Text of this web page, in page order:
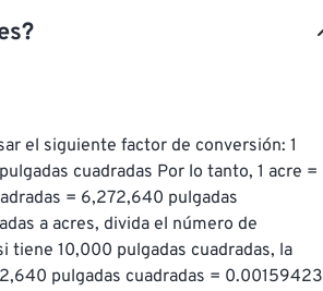
el siguiente factor de conversión: 1
cuadradas Por lo tanto, 1 acre =
= 6,272,640 pulgadas
a acres, divida el número de
tiene 10,000 pulgadas cuadradas, la
pulgadas cuadradas = 0.00159423